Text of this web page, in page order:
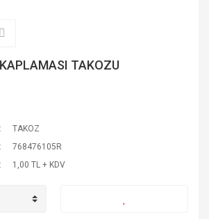
TAKOZU
TAKOZ
768476105R
1,00 TL + KDV